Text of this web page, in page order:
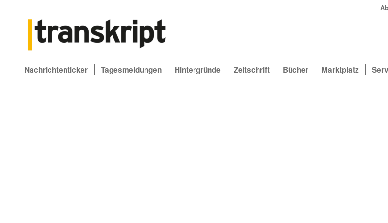
Nachrichtenticker Tagesmeldungen Hintergründe Zeitschrift Bücher Marktplatz